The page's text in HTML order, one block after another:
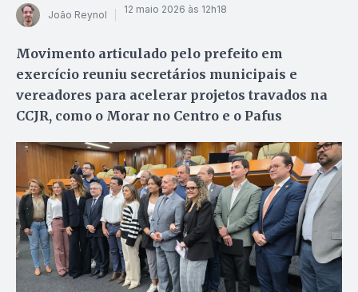
João Reynol 12 maio 2026 às 12h18
Movimento articulado pelo prefeito em
exercício reuniu secretários municipais e
vereadores para acelerar projetos travados na
CCJR, como o Morar no Centro e o Pafus